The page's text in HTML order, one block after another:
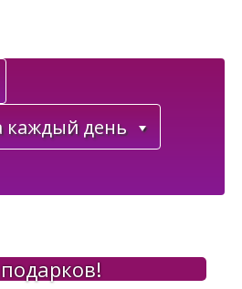
каждый день